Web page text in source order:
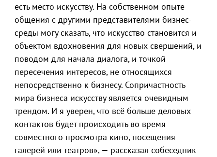
есть место искусству. На собственном опыте
общения с другими представителями бизнес-
среды могу сказать, что искусство становится и
объектом вдохновения для новых свершений, и
поводом для начала диалога, и точкой
пересечения интересов, не относящихся
непосредственно к бизнесу. Сопричастность
мира бизнеса искусству является очевидным
трендом. И я уверен, что всё больше деловых
контактов будет происходить во время
совместного просмотра кино, посещения
галерей или театров», — рассказал собеседник